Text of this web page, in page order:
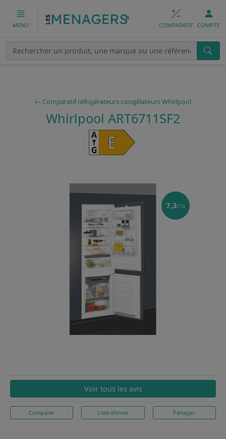
MENU COMPARATIF COMPTE
Comparatif réfrigérateurs-congélateurs Whirlpool
Whirlpool ART6711SF2
7,3/10
Voir tous les avis
Comparer Liste d'envie Partager